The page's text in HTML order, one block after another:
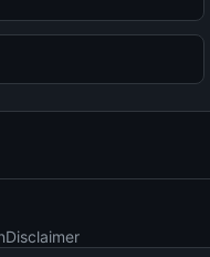
Disclaimer